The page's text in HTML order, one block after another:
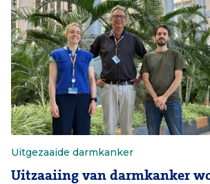
Uitgezaaide darmkanker
Uitzaaiing van darmkanker